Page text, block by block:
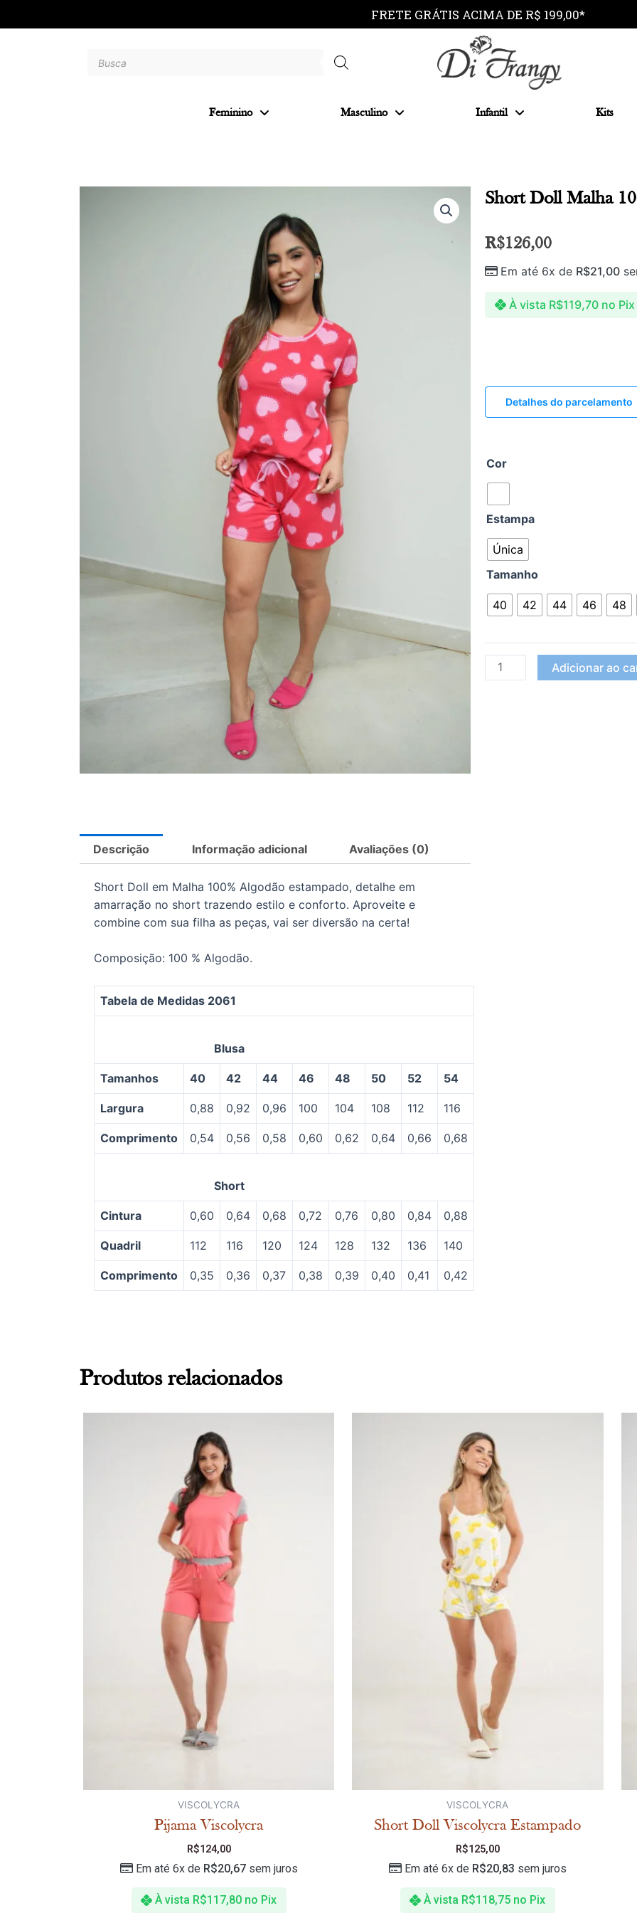
FRETE GRÁTIS ACIMA DE R$ 199,00*
Feminino Masculino Infantil Kits
Descrição Informação adicional Avaliações (0)
Short Doll em Malha 100% Algodão estampado, detalhe em
amarração no short trazendo estilo e conforto. Aproveite e
combine com sua filha as peças, vai ser diversão na certa!
Composição: 100 % Algodão.
Tabela de Medidas 2061
Blusa
Tamanhos 40 42 44 46 48 50 52 54
Largura 0,88 0,92 0,96 100 104 108 112 116
Comprimento 0,54 0,56 0,58 0,60 0,62 0,64 0,66 0,68
Short
Cintura 0,60 0,64 0,68 0,72 0,76 0,80 0,84 0,88
Quadril 112 116 120 124 128 132 136 140
Comprimento 0,35 0,36 0,37 0,38 0,39 0,40 0,41 0,42
Short Doll Malha
R$126,00
À vista R$119,70 no Pix
Em até 6x de R$21,00
Detalhes do parcelamento
Cor
Estampa
Única
Tamanho
40 42 44 46 48
Adicionar ao
Produtos relacionados
VISCOLYCRA
Pijama Viscolycra
R$124,00
À vista R$117,80 no Pix
Em até 6x de R$20,67sem juros
VISCOLYCRA
Short Doll Viscolycra Estampado
R$125,00
À vista R$118,75 no Pix
Em até 6x de R$20,83 sem juros